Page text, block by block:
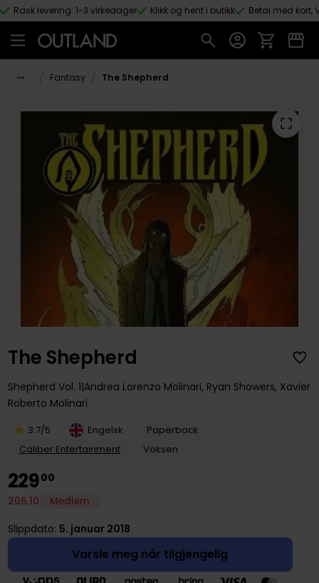
Hopp til hovedinnhold
Rask levering: 1-3 virkedager Klikk og hent i butikk Betal med kort,
Fantasy The Shepherd
The Shepherd
Shepherd Vol. 1 Andrea Lorenzo Molinari, Ryan Showers, Xavier
Roberto Molinari
3.7/5 Engelsk
Paperback
Caliber Entertainment
Voksen
22900
206,10 Medlem
Slippdato: 5. januar 2018
Varsle meg når tilgjengelig